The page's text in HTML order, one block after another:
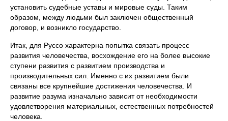
установить судебные уставы и мировые суды. Таким
образом, между людьми был заключен общественный
договор, и возникло государство.
Итак, для Руссо характерна попытка связать процесс
развития человечества, восхождение его на более высокие
ступени развития с развитием производства и
производительных сил. Именно с их развитием были
связаны все крупнейшие достижения человечества. И
развитие разума изначально зависит от необходимости
удовлетворения материальных, естественных потребностей
человека.